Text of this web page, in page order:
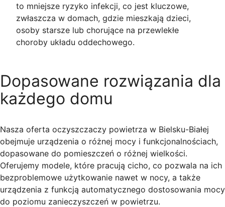
to mniejsze ryzyko infekcji, co jest kluczowe,
zwłaszcza w domach, gdzie mieszkają dzieci,
osoby starsze lub chorujące na przewlekłe
choroby układu oddechowego.
Dopasowane rozwiązania dla
każdego domu
Nasza oferta oczyszczaczy powietrza w Bielsku-Białej
obejmuje urządzenia o różnej mocy i funkcjonalnościach,
dopasowane do pomieszczeń o różnej wielkości.
Oferujemy modele, które pracują cicho, co pozwala na ich
bezproblemowe użytkowanie nawet w nocy, a także
urządzenia z funkcją automatycznego dostosowania mocy
do poziomu zanieczyszczeń w powietrzu.